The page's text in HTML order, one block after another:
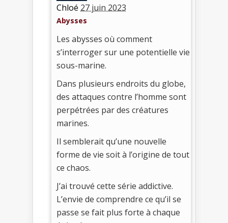
Chloé 27 juin 2023
Abysses
Les abysses où comment
s’interroger sur une potentielle vie
sous-marine.
Dans plusieurs endroits du globe,
des attaques contre l’homme sont
perpétrées par des créatures
marines.
Il semblerait qu’une nouvelle
forme de vie soit à l’origine de tout
ce chaos.
J’ai trouvé cette série addictive.
L’envie de comprendre ce qu’il se
passe se fait plus forte à chaque